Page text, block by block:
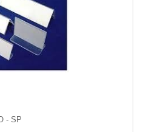
no mercado.
- SP